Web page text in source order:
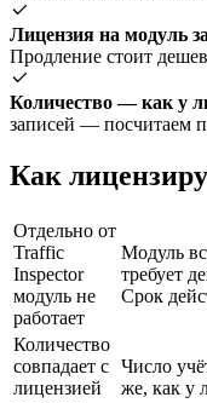
Лицензия на модуль
Продление стоит
Количество — как у
записей — посчитаем
Как
Отдельно от
Traffic
Inspector
модуль не
работает
Модуль
требует
Срок
Количество
совпадает с
лицензией
Число
же, как у